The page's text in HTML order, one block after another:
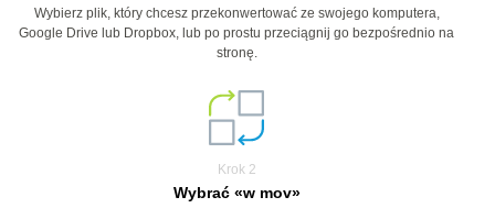
Wybierz plik, który chcesz przekonwertować ze swojego komputera,
Google Drive lub Dropbox, lub po prostu przeciągnij go bezpośrednio na
stronę.
Krok 2
Wybrać «w mov»